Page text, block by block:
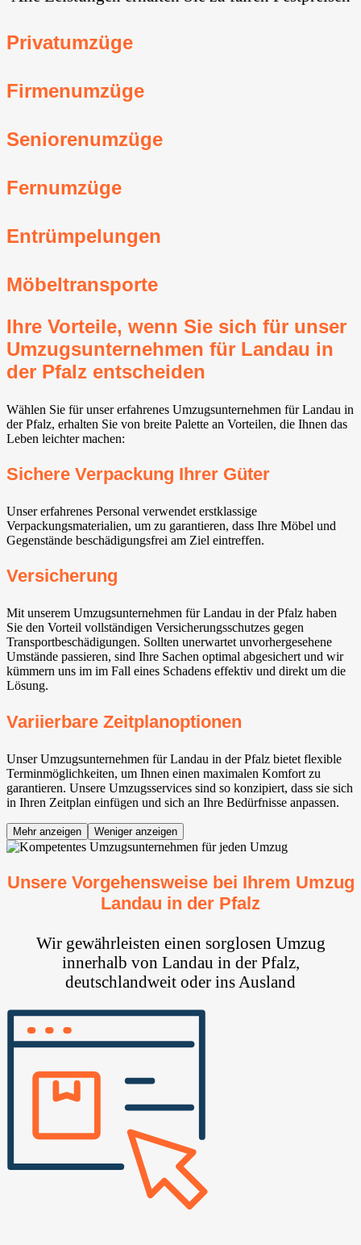
Privatumzüge
Firmenumzüge
Seniorenumzüge
Fernumzüge
Entrümpelungen
Möbeltransporte
Ihre Vorteile, wenn Sie sich für unser
Umzugsunternehmen für Landau in
der Pfalz entscheiden
Wählen Sie für unser erfahrenes Umzugsunternehmen für Landau in
der Pfalz, erhalten Sie von breite Palette an Vorteilen, die Ihnen das
Leben leichter machen:
Sichere Verpackung Ihrer Güter
Unser erfahrenes Personal verwendet erstklassige
Verpackungsmaterialien, um zu garantieren, dass Ihre Möbel und
Gegenstände beschädigungsfrei am Ziel eintreffen.
Versicherung
Mit unserem Umzugsunternehmen für Landau in der Pfalz haben
Sie den Vorteil vollständigen Versicherungsschutzes gegen
Transportbeschädigungen. Sollten unerwartet unvorhergesehene
Umstände passieren, sind Ihre Sachen optimal abgesichert und wir
kümmern uns im im Fall eines Schadens effektiv und direkt um die
Lösung.
Variierbare Zeitplanoptionen
Unser Umzugsunternehmen für Landau in der Pfalz bietet flexible
Terminmöglichkeiten, um Ihnen einen maximalen Komfort zu
garantieren. Unsere Umzugsservices sind so konzipiert, dass sie sich
in Ihren Zeitplan einfügen und sich an Ihre Bedürfnisse anpassen.
Mehr anzeigen Weniger anzeigen
Unsere Vorgehensweise bei Ihrem Umzug
Landau in der Pfalz
Wir gewährleisten einen sorglosen Umzug
innerhalb von Landau in der Pfalz,
deutschlandweit oder ins Ausland